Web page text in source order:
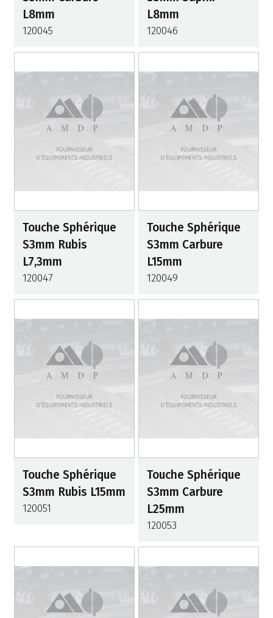
L8mm
120045
L8mm
120046
Touche Sphérique
S3mm Rubis
L7,3mm
120047
Touche Sphérique
S3mm Carbure
L15mm
120049
Touche Sphérique
S3mm Rubis L15mm
120051
Touche Sphérique
S3mm Carbure
L25mm
120053